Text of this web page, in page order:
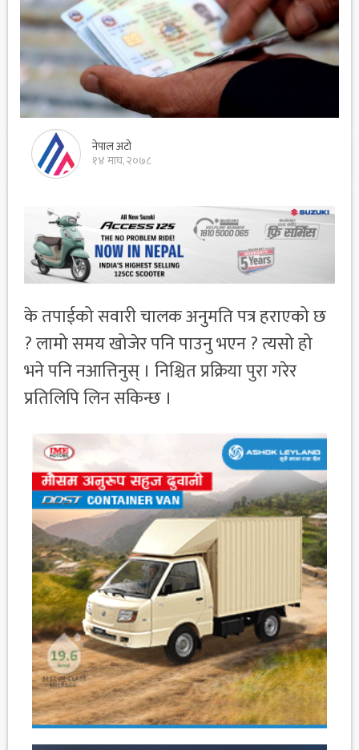
नेपाल अटो
१४ माघ, २०७८
के तपाईको सवारी चालक अनुमति पत्र हराएको छ
? लामो समय खोजेर पनि पाउनु भएन ? त्यसो हो
भने पनि नआत्तिनुस् । निश्चित प्रक्रिया पुरा गरेर
प्रतिलिपि लिन सकिन्छ ।